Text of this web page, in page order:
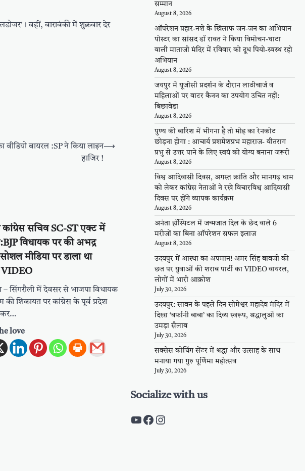
वहीं, बाराबंकी में शुक्रवार देर
वीडियो बायरल :SP ने किया लाइन
हाजिर !
⟶
कांग्रेस सचिव SC-ST एक्ट में
विधायक पर की अभद्र
मीडिया पर डाला था
VIDEO
– सिंगरौली में देवसर से भाजपा विधायक
की शिकायत पर कांग्रेस के पूर्व प्रदेश
love
सम्मान
August 8, 2026
ऑपरेशन प्रहार-नशे के खिलाफ जन-जन का अभियान
पोस्टर का सांसद डॉ रावत ने किया विमोचन-घाटा
वाली माताजी मंदिर में रविवार को दूध पियो-स्वस्थ रहो
अभियान
August 8, 2026
जयपुर में यूजीसी प्रदर्शन के दौरान लाठीचार्ज व
महिलाओं पर वाटर कैनन का उपयोग उचित नहीं:
बिछावेडा
August 8, 2026
पुण्य की बारिश में भीगना है तो मोह का रेनकोट
छोड़ना होगा : आचार्य प्रशमेशप्रभ महाराज- वीतराग
प्रभु से उत्तर पाने के लिए स्वयं को योग्य बनाना जरूरी
August 8, 2026
विश्व आदिवासी दिवस, अगस्त क्रांति और मानगढ़ धाम
को लेकर कांग्रेस नेताओं ने रखे विचारविश्व आदिवासी
दिवस पर होंगे व्यापक कार्यक्रम
August 8, 2026
अनंता हॉस्पिटल में जन्मजात दिल के छेद वाले 6
मरीजों का बिना ऑपरेशन सफल इलाज
August 8, 2026
उदयपुर में आस्था का अपमान! अमर सिंह बावजी की
छत पर युवाओं की शराब पार्टी का VIDEO वायरल,
लोगों में भारी आक्रोश
July 30, 2026
उदयपुर: सावन के पहले दिन सोमेश्वर महादेव मंदिर में
दिखा ‘बर्फानी बाबा’ का दिव्य स्वरूप, श्रद्धालुओं का
उमड़ा सैलाब
July 30, 2026
सक्सेस कोचिंग सेंटर में श्रद्धा और उत्साह के साथ
मनाया गया गुरु पूर्णिमा महोत्सव
July 30, 2026
Socialize with us
https://www.youtube.com/c/
https://www.facebook.com/
Instagram